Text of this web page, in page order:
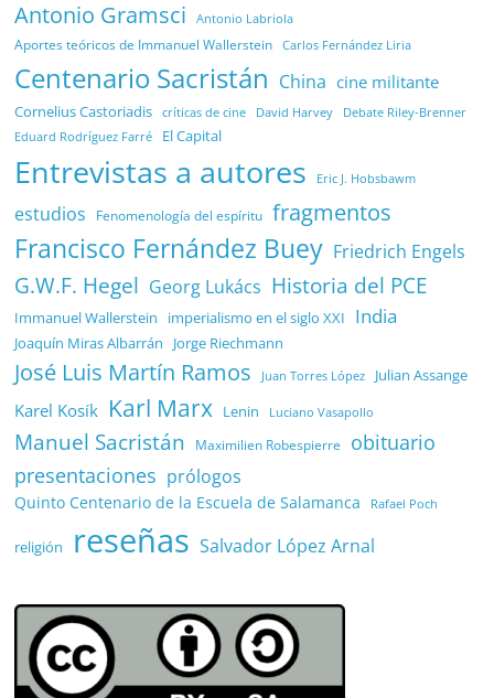
Antonio Gramsci Antonio Labriola
Aportes teóricos de Immanuel Wallerstein Carlos Fernández Liria
Centenario Sacristán China cine militante
Cornelius Castoriadis críticas de cine David Harvey Debate Riley-Brenner
Eduard Rodríguez Farré El Capital
Entrevistas a autores Eric J. Hobsbawm
estudios Fenomenología del espíritu fragmentos
Francisco Fernández Buey Friedrich Engels
G.W.F. Hegel Georg Lukács Historia del PCE
Immanuel Wallerstein imperialismo en el siglo XXI India
Joaquín Miras Albarrán Jorge Riechmann
José Luis Martín Ramos Juan Torres López Julian Assange
Karel Kosík Karl Marx Lenin Luciano Vasapollo
Manuel Sacristán Maximilien Robespierre
obituario
presentaciones prólogos
Quinto Centenario de la Escuela de Salamanca Rafael Poch
religión reseñas Salvador López Arnal